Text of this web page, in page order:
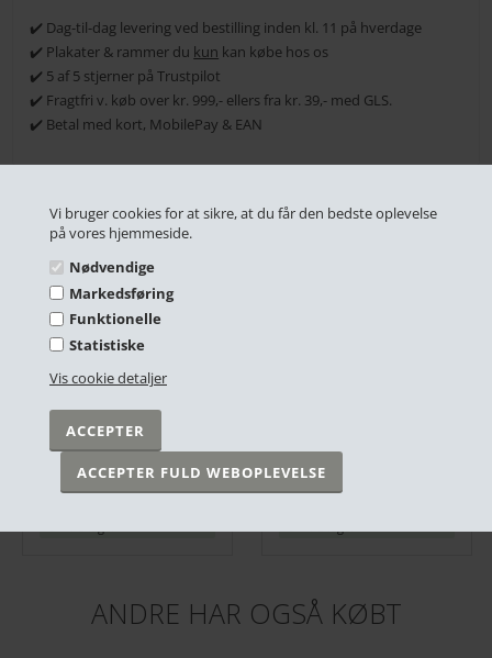
Vi bruger cookies for at sikre, at du får den bedste oplevelse
på vores hjemmeside.
Nødvendige
Markedsføring
Funktionelle
Statistiske
Vis cookie detaljer
✔️ Dag-til-dag levering ved bestilling inden kl. 11 på hverdage
✔️ Plakater & rammer du kun kan købe hos os
✔️ 5 af 5 stjerner på Trustpilot
✔️ Fragtfri v. køb over kr. 999,- ellers fra kr. 39,- med GLS.
✔️ Betal med kort, MobilePay & EAN
RELATEREDE PRODUKTER
Plakat - Danmark - Kerteminde - 50x70 cm.
ANDRE HAR OGSÅ KØBT